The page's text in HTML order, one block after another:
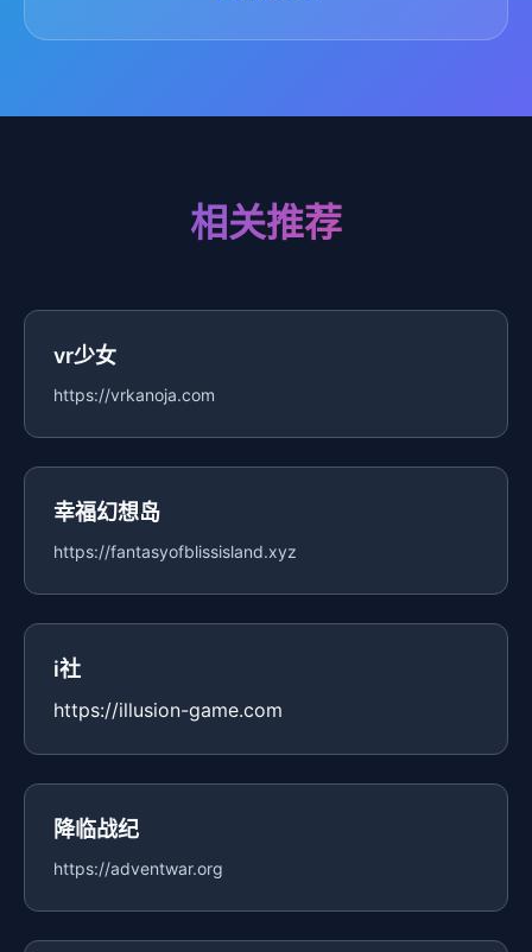
相关推荐
vr少女
https://vrkanoja.com
幸福幻想岛
https://fantasyofblissisland.xyz
i社
https://illusion-game.com
降临战纪
https://adventwar.org